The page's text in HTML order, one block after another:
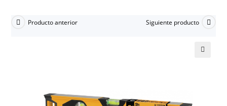
Producto anterior Siguiente producto